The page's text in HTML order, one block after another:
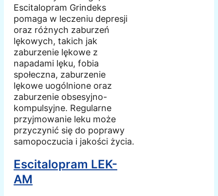
Escitalopram Grindeks
pomaga w leczeniu depresji
oraz różnych zaburzeń
lękowych, takich jak
zaburzenie lękowe z
napadami lęku, fobia
społeczna, zaburzenie
lękowe uogólnione oraz
zaburzenie obsesyjno-
kompulsyjne. Regularne
przyjmowanie leku może
przyczynić się do poprawy
samopoczucia i jakości życia.
Escitalopram LEK-
AM